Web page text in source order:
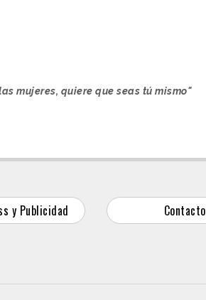
mujeres, quiere que seas tú mismo"
y Publicidad Contacto